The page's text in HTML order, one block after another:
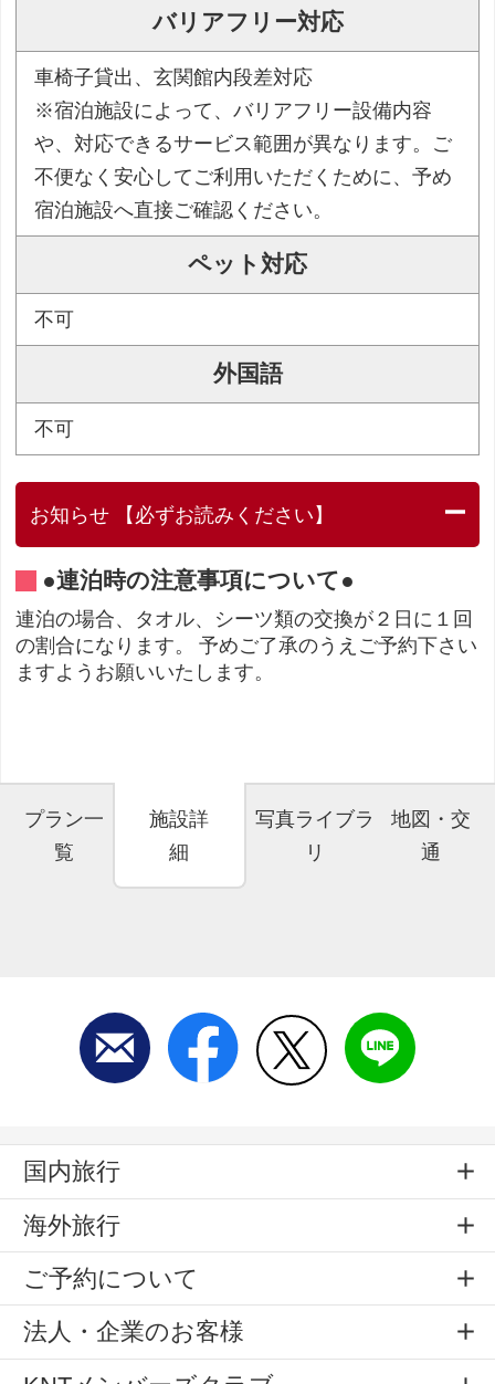
バリアフリー対応
車椅子貸出、玄関館内段差対応
※宿泊施設によって、バリアフリー設備内容
や、対応できるサービス範囲が異なります。ご
不便なく安心してご利用いただくために、予め
宿泊施設へ直接ご確認ください。
ペット対応
不可
外国語
不可
お知らせ 【必ずお読みください】
●連泊時の注意事項について●
連泊の場合、タオル、シーツ類の交換が２日に１回
の割合になります。 予めご了承のうえご予約下さい
ますようお願いいたします。
プラン一
覧
施設詳
細
写真ライブラ
リ
地図・交
通
国内旅行
海外旅行
ご予約について
法人・企業のお客様